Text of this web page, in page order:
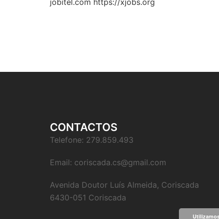
jobitel.com https://xjobs.org
CONTACTOS
Telefone: 279.859.493
Email: coriscada.cs@gmail.com
Avenida Doutor Luís Almeida, Coriscada
6430-051 Coriscada